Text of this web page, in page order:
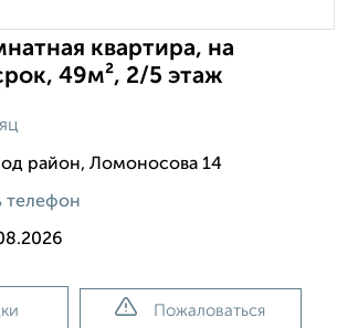
квартира, на
49м², 2/5 этаж
район, Ломоносова 14
телефон
Пожаловаться